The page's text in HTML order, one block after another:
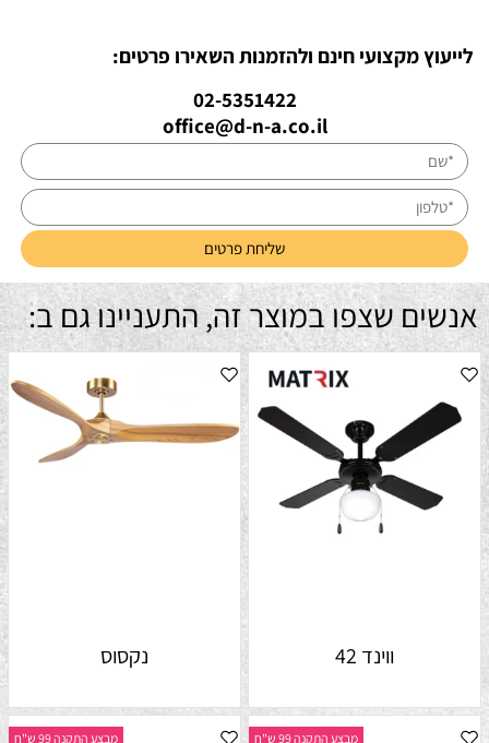
לייעוץ מקצועי חינם ולהזמנות השאירו פרטים:
02-5351422
office@d-n-a.co.il
אנשים שצפו במוצר זה, התעניינו גם ב:
ווינד 42 נקסוס
מבצע התקנה 99 ש"ח מבצע התקנה 99 ש"ח